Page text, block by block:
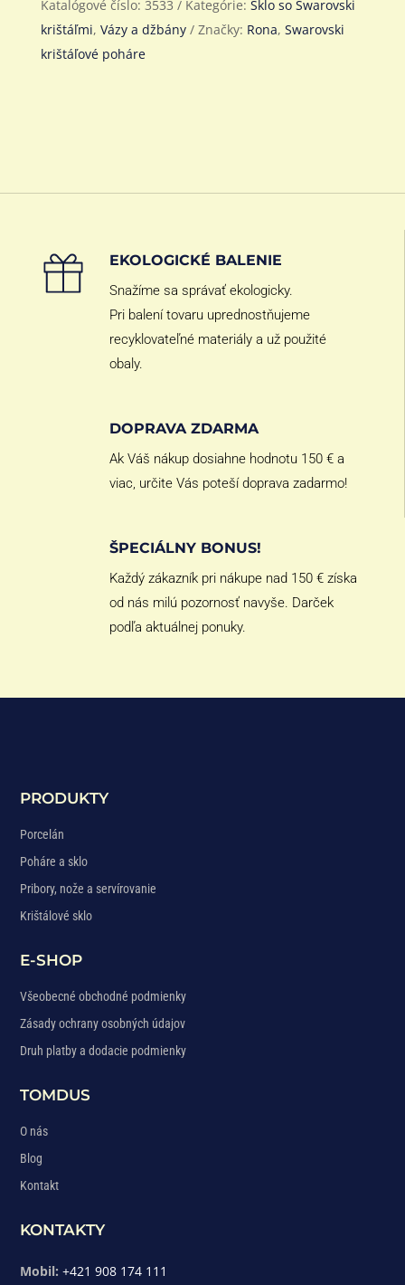
Katalógové číslo: 3533 Kategórie: Sklo so Swarovski
krištáľmi, Vázy a džbány Značky: Rona, Swarovski
krištáľové poháre
EKOLOGICKÉ BALENIE
Snažíme sa správať ekologicky.
Pri balení tovaru uprednostňujeme
recyklovateľné materiály a už použité
obaly.
DOPRAVA ZDARMA
Ak Váš nákup dosiahne hodnotu 150 € a
viac, určite Vás poteší doprava zadarmo!
ŠPECIÁLNY BONUS!
Každý zákazník pri nákupe nad 150 € získa
od nás milú pozornosť navyše. Darček
podľa aktuálnej ponuky.
PRODUKTY
Porcelán
Poháre a sklo
Pribory, nože a servírovanie
Krištálové sklo
E-SHOP
Všeobecné obchodné podmienky
Zásady ochrany osobných údajov
Druh platby a dodacie podmienky
TOMDUS
O nás
Blog
Kontakt
KONTAKTY
Mobil: +421 908 174 111